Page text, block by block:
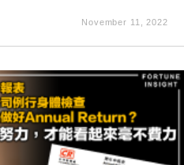
November 11, 2022